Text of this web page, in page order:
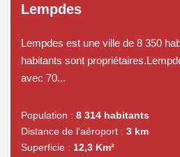
Lempdes
Lempdes est une ville de 8 350
habitants sont
avec 70...
Population : 8 314 habitants
Distance de l'aéroport : 3 km
Superficie : 12,3 Km²